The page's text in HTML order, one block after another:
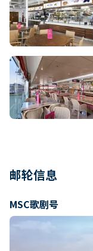
邮轮信息
MSC歌剧号